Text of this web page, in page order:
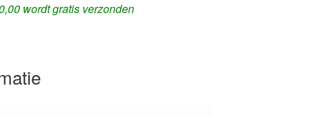
wordt gratis verzonden